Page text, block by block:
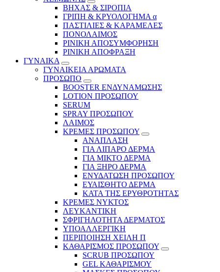
ΒΗΧΑΣ & ΣΙΡΟΠΙΑ
ΓΡΙΠΗ & ΚΡΥΟΛΟΓΗΜΑ α
ΠΑΣΤΙΛΙΕΣ & ΚΑΡΑΜΕΛΕΣ
ΠΟΝΟΛΑΙΜΟΣ
ΡΙΝΙΚΗ ΑΠΟΣΥΜΦΟΡΗΣΗ
ΡΙΝΙΚΗ ΑΠΟΦΡΑΞΗ
ΓΥΝΑΙΚΑ
ΓΥΝΑΙΚΕΙΑ ΑΡΩΜΑΤΑ
ΠΡΟΣΩΠΟ
BOOSTER ΕΝΔΥΝΑΜΩΣΗΣ
LOTION ΠΡΟΣΩΠΟΥ
SERUM
SPRAY ΠΡΟΣΩΠΟΥ
ΛΑΙΜΟΣ
ΚΡΕΜΕΣ ΠΡΟΣΩΠΟΥ
ΑΝΑΠΛΑΣΗ
ΓΙΑ ΛΙΠΑΡΟ ΔΕΡΜΑ
ΓΙΑ ΜΙΚΤΟ ΔΕΡΜΑ
ΓΙΑ ΞΗΡΟ ΔΕΡΜΑ
ΕΝΥΔΑΤΩΣΗ ΠΡΟΣΩΠΟΥ
ΕΥΑΙΣΘΗΤΟ ΔΕΡΜΑ
ΚΑΤΑ ΤΗΣ ΕΡΥΘΡΟΤΗΤΑΣ
ΚΡΕΜΕΣ ΝΥΚΤΟΣ
ΛΕΥΚΑΝΤΙΚΗ
ΣΦΡΙΓΗΛΟΤΗΤΑ ΔΕΡΜΑΤΟΣ
ΥΠΟΑΛΛΕΡΓΙΚΗ
ΠΕΡΙΠΟΙΗΣΗ ΧΕΙΛΗ Π
ΚΑΘΑΡΙΣΜΟΣ ΠΡΟΣΩΠΟΥ
SCRUB ΠΡΟΣΩΠΟΥ
GEL ΚΑΘΑΡΙΣΜΟΥ